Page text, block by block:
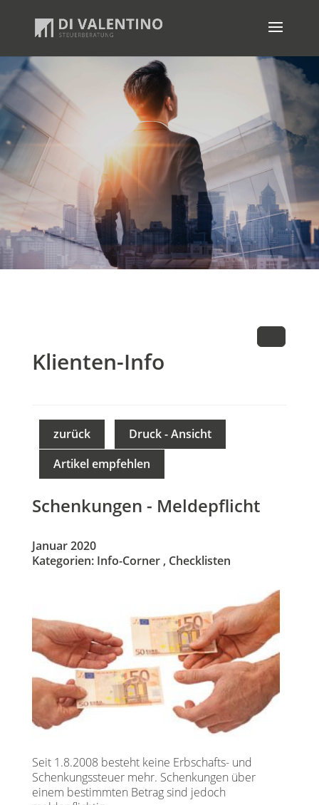
Klienten-Info
zurück
Druck - Ansicht
Artikel empfehlen
Schenkungen - Meldepflicht
Januar 2020
Kategorien: Info-Corner, Checklisten
Seit 1.8.2008 besteht keine Erbschafts- und
Schenkungssteuer mehr. Schenkungen über
einem bestimmten Betrag sind jedoch